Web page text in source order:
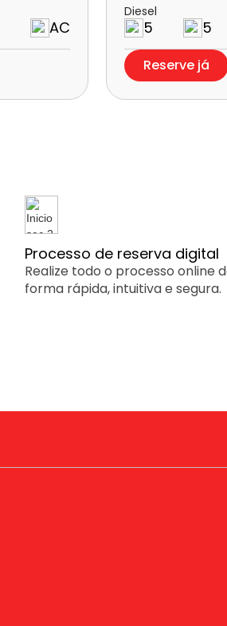
AC
Diesel
5 5
Reserve já
Processo de reserva digital
Realize todo o processo online
forma rápida, intuitiva e segura.